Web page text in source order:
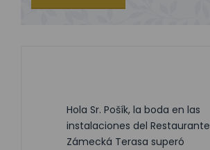
Hola Sr. Pošík, la boda en las
instalaciones del Restaurante
Zámecká Terasa superó